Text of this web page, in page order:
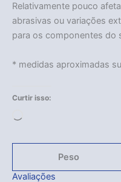
Relativamente pouco
abrasivas ou variações
para os componentes do
* medidas aproximadas
Curtir isso:
Peso
Avaliações